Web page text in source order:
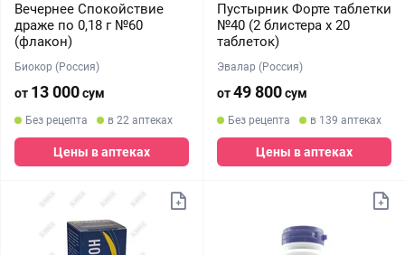
Вечернее Спокойствие
драже по 0,18 г №60
(флакон)
Биокор (Россия)
от 13 000сум
Без рецепта в 22 аптеках
Цены в аптеках
Пустырник Форте таблетки
№40 (2 блистера х 20
таблеток)
Эвалар (Россия)
от49 800сум
Без рецепта в 139 аптеках
Цены в аптеках